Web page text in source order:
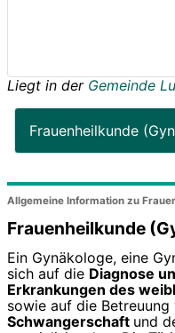
Liegt in der Gemeinde
Frauenheilkunde
Allgemeine Information zu
Frauenheilkunde
Ein Gynäkologe, eine
sich auf die Diagnose
Erkrankungen des
sowie auf die
Schwangerschaft und